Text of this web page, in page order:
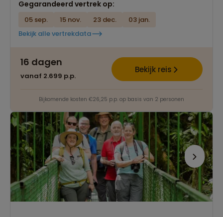
Gegarandeerd vertrek op:
05 sep. 15 nov. 23 dec.
03 jan.
Bekijk alle vertrekdata
16 dagen
vanaf 2.699 p.p.
Bekijk reis
Bijkomende kosten €26,25 p.p. op basis van 2 personen